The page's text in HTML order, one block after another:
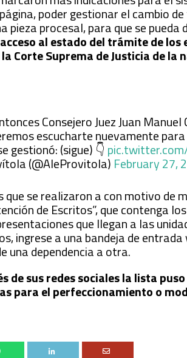
poder gestionar el cambio
pieza procesal, para que se
al estado del trámite de los
Corte Suprema de Justicia de
Consejero Juez Juan
escucharte nuevamente
gestionó: (sigue) 👇
(@AleProvitola) February 27,
se realizaron a con motivo de
de Escritos”, que contenga
que llegan a las
ingrese a una bandeja de
una dependencia a otra.
de sus redes sociales la lista
para el perfeccionamiento o